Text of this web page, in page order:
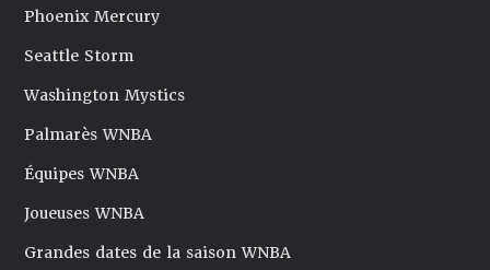
Phoenix Mercury
Seattle Storm
Washington Mystics
Palmarès WNBA
Équipes WNBA
Joueuses WNBA
Grandes dates de la saison WNBA